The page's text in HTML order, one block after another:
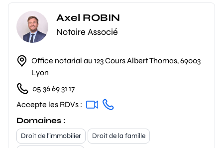
Axel ROBIN
Notaire Associé
Office notarial au 123 Cours Albert Thomas, 69003
Lyon
05 36 69 31 17
Accepte les RDVs :
Domaines :
Droit de l'immobilier
Droit de la famille